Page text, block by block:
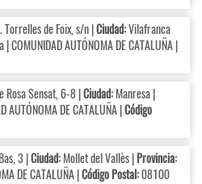
de Foix, s/n |Ciudad:Vilafranca
| COMUNIDAD AUTÓNOMA DE CATALUÑA |
Rosa Sensat, 6-8 |Ciudad:Manresa |
AUTÓNOMA DE CATALUÑA |Código
3 |Ciudad:Mollet del Vallès |Provincia:
DE CATALUÑA |Código Postal:08100